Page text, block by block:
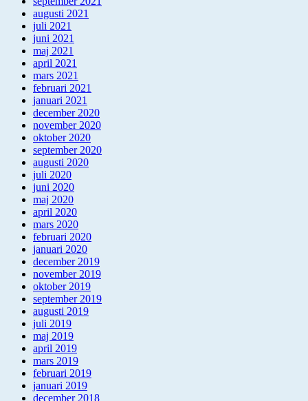
augusti 2021
juli 2021
juni 2021
maj 2021
april 2021
mars 2021
februari 2021
januari 2021
december 2020
november 2020
oktober 2020
september 2020
augusti 2020
juli 2020
juni 2020
maj 2020
april 2020
mars 2020
februari 2020
januari 2020
december 2019
november 2019
oktober 2019
september 2019
augusti 2019
juli 2019
maj 2019
april 2019
mars 2019
februari 2019
januari 2019
december 2018